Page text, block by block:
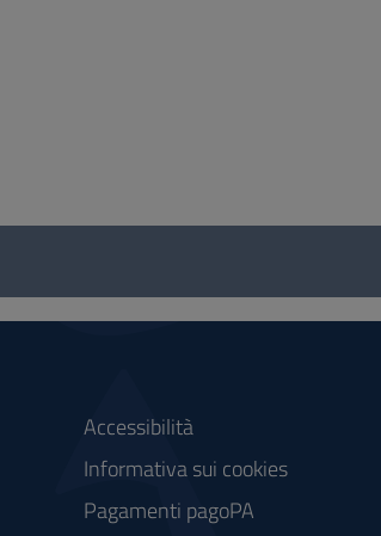
Accessibilità
Informativa sui cookies
Pagamenti pagoPA